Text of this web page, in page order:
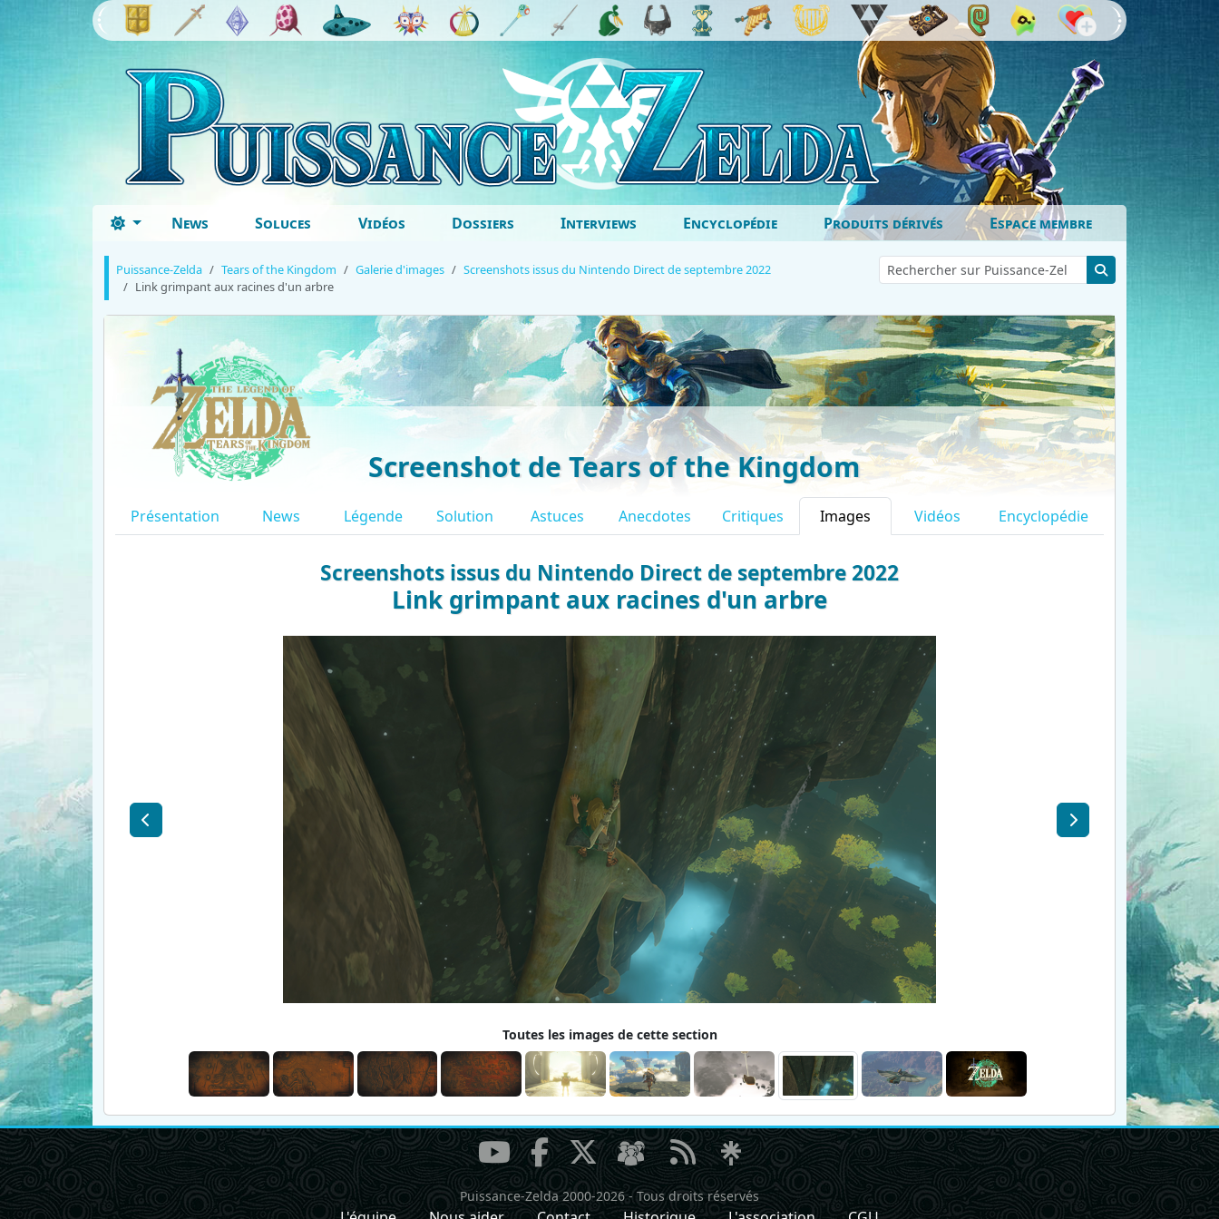
News Soluces Vidéos Dossiers Interviews Encyclopédie Produits dérivés Espace membre
Puissance-Zelda Tears of the Kingdom Galerie d'images
Screenshots issus du Nintendo Direct de septembre 2022
Link grimpant aux racines d'un arbre
Screenshot de Tears of the Kingdom
Présentation News Légende Solution Astuces Anecdotes Critiques Images Vidéos Encyclopédie
Screenshots issus du Nintendo Direct de septembre 2022
Link grimpant aux racines d'un arbre
Toutes les images de cette section
Puissance-Zelda 2000-2026- Tous droits réservés